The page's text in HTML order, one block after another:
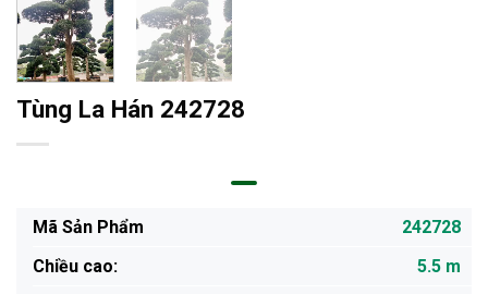
Tùng La Hán 242728
Mã Sản Phẩm
242728
Chiều cao:
5.5 m